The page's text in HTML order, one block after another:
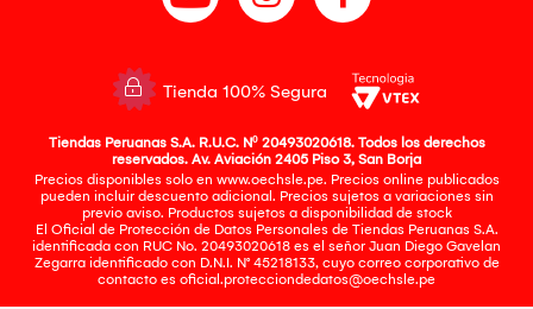
Tienda 100% Segura
Tiendas Peruanas S.A. R.U.C. Nº 20493020618. Todos los derechos
reservados. Av. Aviación 2405 Piso 3, San Borja
Precios disponibles solo en www.oechsle.pe. Precios online publicados
pueden incluir descuento adicional. Precios sujetos a variaciones sin
previo aviso. Productos sujetos a disponibilidad de stock
El Oficial de Protección de Datos Personales de Tiendas Peruanas S.A.
identificada con RUC No. 20493020618 es el señor Juan Diego Gavelan
Zegarra identificado con D.N.I. N° 45218133, cuyo correo corporativo de
contacto es oficial.protecciondedatos@oechsle.pe